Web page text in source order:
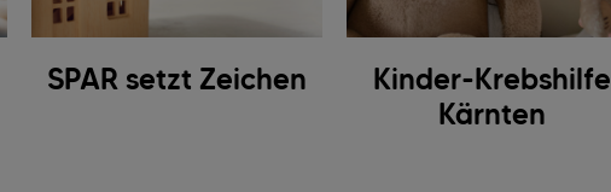
SPAR setzt Zeichen
Kinder-Krebshilfe
Kärnten